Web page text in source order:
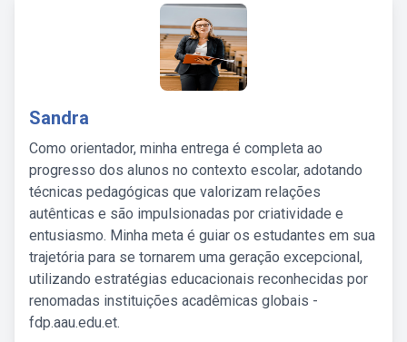
Sandra
Como orientador, minha entrega é completa ao
progresso dos alunos no contexto escolar, adotando
técnicas pedagógicas que valorizam relações
autênticas e são impulsionadas por criatividade e
entusiasmo. Minha meta é guiar os estudantes em sua
trajetória para se tornarem uma geração excepcional,
utilizando estratégias educacionais reconhecidas por
renomadas instituições acadêmicas globais -
fdp.aau.edu.et.